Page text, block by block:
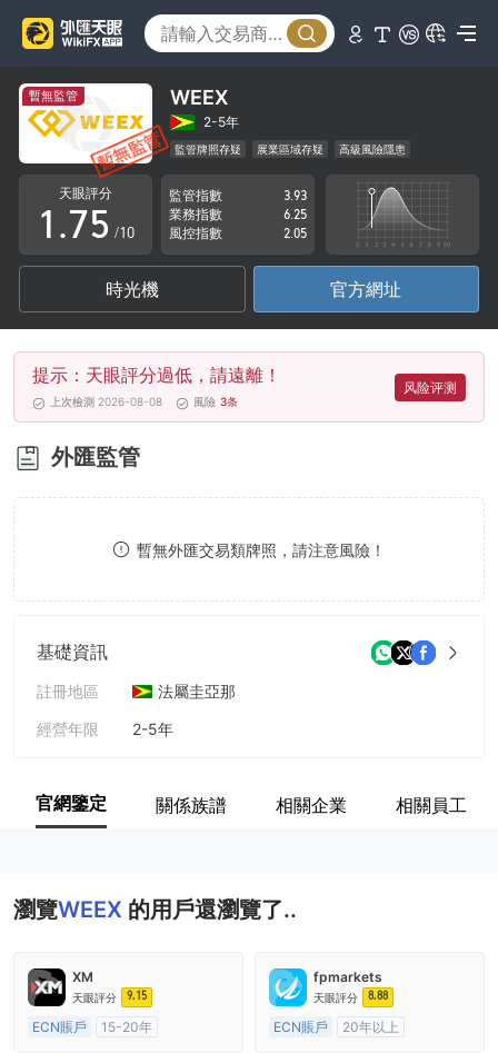
暫無監管 WEEX
2-5年
監管牌照存疑 展業區域存疑 高級風險隱患
天眼評分
0
1
2
3
4
5
6
7
.
3
4
5
6
7
8
9
1
2
3
4
5
6
7
8
9
/10
監管指數
3.93
業務指數
6.25
風控指數
2.05
時光機 官方網址
提示：天眼評分過低，請遠離！
上次檢測 2026-08-08 風險 3条
风险评测
外匯監管
暫無外匯交易類牌照，請注意風險！
基礎資訊
註冊地區
法屬圭亞那
經營年限
2-5年
官網鑒定 關係族譜 相關企業 相關員工
瀏覽WEEX 的用戶還瀏覽了..
XM
天眼評分 9.15
ECN賬戶
15-20年
fpmarkets
天眼評分 8.88
ECN賬戶
20年以上